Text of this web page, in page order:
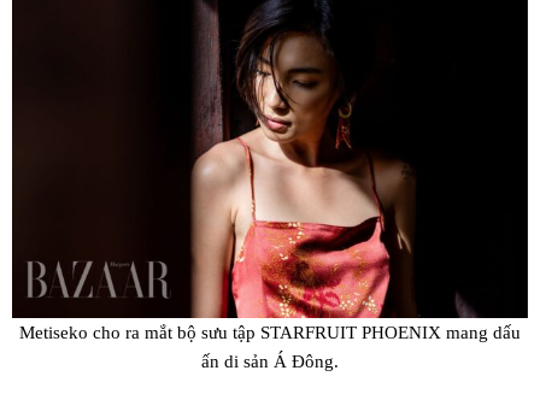
Metiseko cho ra mắt bộ sưu tập STARFRUIT PHOENIX mang dấu
ấn di sản Á Đông.